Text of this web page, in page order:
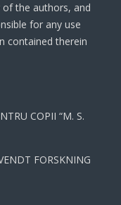
the authors, and
for any use
contained therein
COPII “M. S.
FORSKNING